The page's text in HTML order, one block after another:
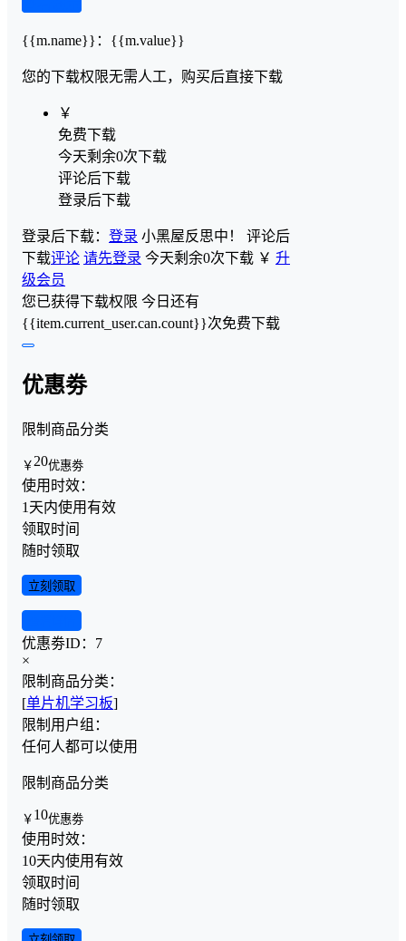
{{m.name}} ： {{m.value}}
您的下载权限无需人工，购买后直接下载
￥
免费下载
今天剩余0次下载
评论后下载
登录后下载
登录后下载： 登录 小黑屋反思中！ 评论后
下载评论 请先登录 今天剩余0次下载 ￥ 升
级会员
您已获得下载权限 今日还有
{{item.current_user.can.count}}次免费下载
优惠劵
限制商品分类
￥ 20优惠劵
使用时效：
1天内使用有效
领取时间
随时领取
立刻领取
优惠劵ID： 7
×
限制商品分类：
[单片机学习板]
限制用户组：
任何人都可以使用
限制商品分类
￥ 10优惠劵
使用时效：
10天内使用有效
领取时间
随时领取